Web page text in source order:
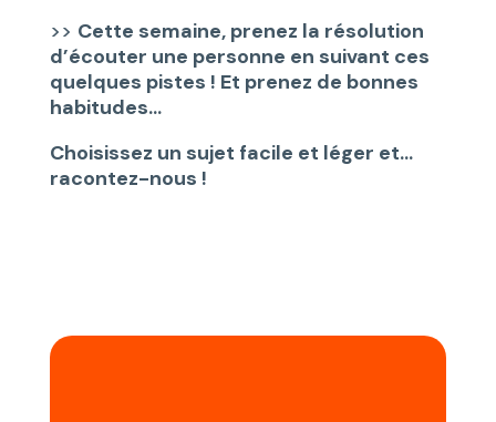
>> Cette semaine, prenez la résolution
d’écouter une personne en suivant ces
quelques pistes ! Et prenez de bonnes
habitudes…
Choisissez un sujet facile et léger et…
racontez-nous !